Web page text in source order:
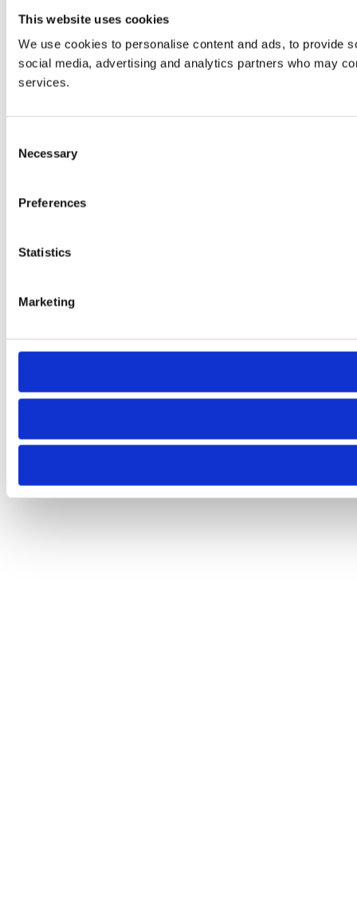
This website uses cookies
We use cookies to personalise content and ads, to provide
social media, advertising and analytics partners who may
services.
Selection
Necessary
Preferences
Statistics
Marketing